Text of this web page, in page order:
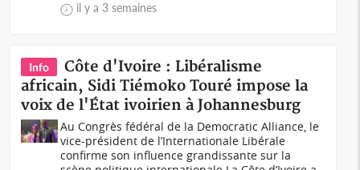
il y a 3 semaines
Info
Côte d'Ivoire : Libéralisme
africain, Sidi Tiémoko Touré impose la
voix de l'État ivoirien à Johannesburg
Au Congrès fédéral de la Democratic Alliance, le
vice-président de l’Internationale Libérale
confirme son influence grandissante sur la